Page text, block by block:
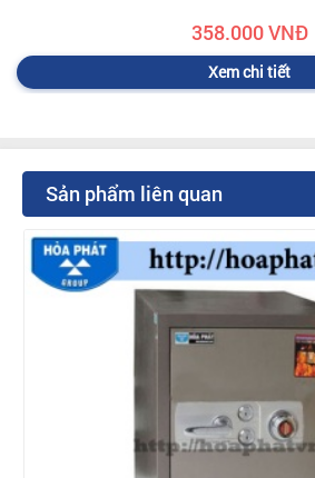
358.000 VNĐ
Xem chi tiết
Sản phẩm liên quan